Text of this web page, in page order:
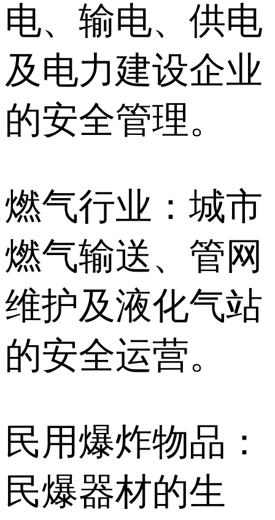
电、输电、供电
及电力建设企业
的安全管理。
燃气行业：城市
燃气输送、管网
维护及液化气站
的安全运营。
民用爆炸物品：
民爆器材的生